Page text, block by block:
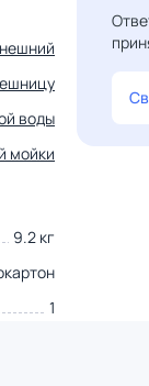
воды
мойки
9.2 кг
1